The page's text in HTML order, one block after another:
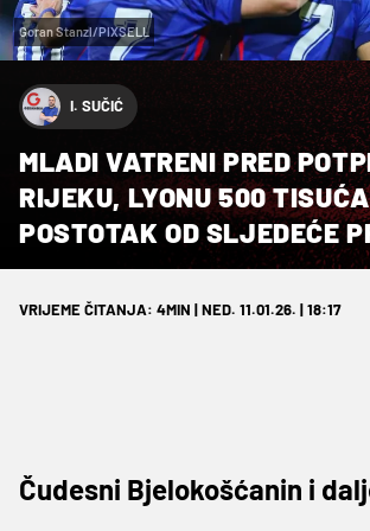
Goran Stanzl/PIXSELL
I. SUČIĆ
MLADI VATRENI PRED
RIJEKU, LYONU 500
POSTOTAK OD SLJEDEĆE
VRIJEME ČITANJA: 4MIN | NED. 11.01.26. | 18:17
Čudesni Bjelokošćanin i